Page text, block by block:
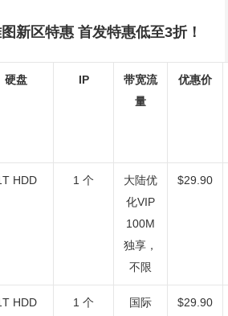
新区特惠 首发特惠低至3折！
硬盘 IP
带宽流
量
优惠价
HDD 1 个
大陆优
化VIP
100M
独享，
不限
$29.90
HDD 1 个
国际
$29.90